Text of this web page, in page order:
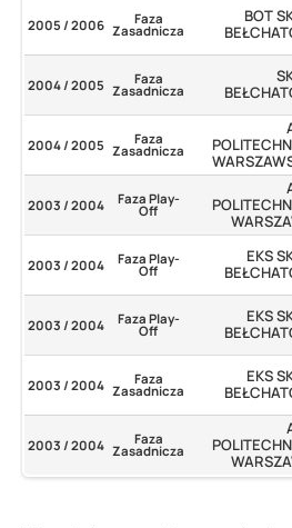
2005 / 2006 Faza
Zasadnicza
BOT
2004 / 2005 Faza
Zasadnicza
2004 / 2005 Faza
Zasadnicza
2003 / 2004 Faza Play-
Off
2003 / 2004 Faza Play-
Off
EKS
2003 / 2004 Faza Play-
Off
EKS
2003 / 2004 Faza
Zasadnicza
EKS
2003 / 2004 Faza
Zasadnicza